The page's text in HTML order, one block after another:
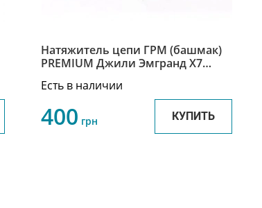
Натяжитель цепи ГРМ (башмак)
PREMIUM Джили Эмгранд Х7
Есть в наличии
400 грн КУПИТЬ